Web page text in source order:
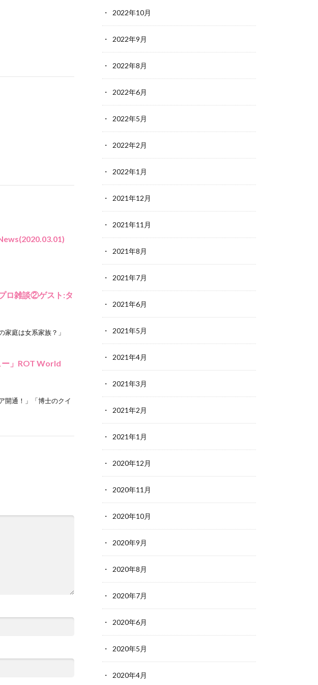
ロ雑談②ゲスト:タ
庭は女系家族？」
ー」ROT World
開通！」「博士のクイ
2022年10月
2022年9月
2022年8月
2022年6月
2022年5月
2022年2月
2022年1月
2021年12月
2021年11月
2021年8月
2021年7月
2021年6月
2021年5月
2021年4月
2021年3月
2021年2月
2021年1月
2020年12月
2020年11月
2020年10月
2020年9月
2020年8月
2020年7月
2020年6月
2020年5月
2020年4月